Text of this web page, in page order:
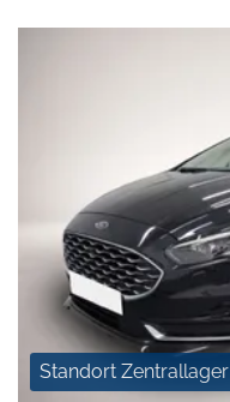
Standort Zentrallager